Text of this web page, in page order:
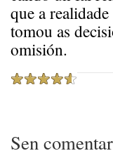
que a
tomou as
omisión.
Sen